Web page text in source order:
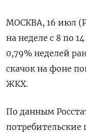
МОСКВА, 16 июл
на неделе с 8 по
0,79% неделей
скачок на фоне
ЖКХ.
По данным
потребительские